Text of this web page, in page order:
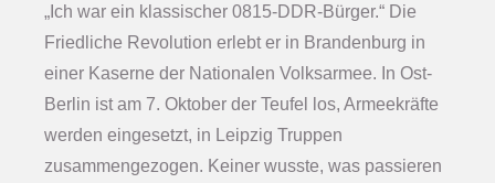
„Ich war ein klassischer 0815-DDR-Bürger.“ Die
Friedliche Revolution erlebt er in Brandenburg in
einer Kaserne der Nationalen Volksarmee. In Ost-
Berlin ist am 7. Oktober der Teufel los, Armeekräfte
werden eingesetzt, in Leipzig Truppen
zusammengezogen. Keiner wusste, was passieren